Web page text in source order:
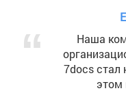
Наша
7docs
этом